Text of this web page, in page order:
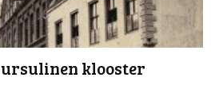
ursulinen klooster